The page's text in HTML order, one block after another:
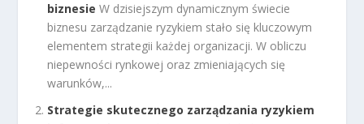
biznesie W dzisiejszym dynamicznym świecie
biznesu zarządzanie ryzykiem stało się kluczowym
elementem strategii każdej organizacji. W obliczu
niepewności rynkowej oraz zmieniających się
warunków,...
Strategie skutecznego zarządzania ryzykiem